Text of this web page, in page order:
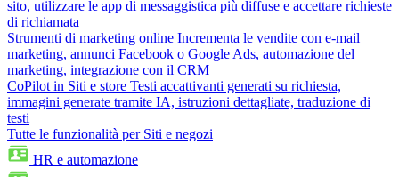
sito, utilizzare le app di messaggistica più diffuse e accettare richieste
di richiamata
Strumenti di marketing online Incrementa le vendite con e-mail
marketing, annunci Facebook o Google Ads, automazione del
marketing, integrazione con il CRM
CoPilot in Siti e store Testi accattivanti generati su richiesta,
immagini generate tramite IA, istruzioni dettagliate, traduzione di
testi
Tutte le funzionalità per Siti e negozi
HR e automazione